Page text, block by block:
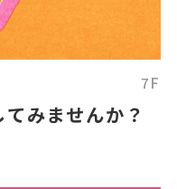
7F
みませんか？